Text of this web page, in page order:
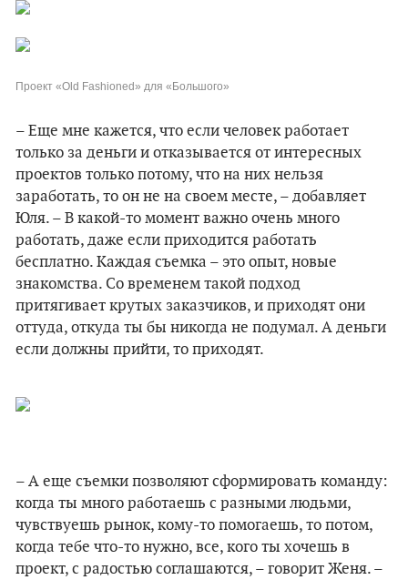
Проект «Old Fashioned» для «Большого»
– Еще мне кажется, что если человек работает
только за деньги и отказывается от интересных
проектов только потому, что на них нельзя
заработать, то он не на своем месте, – добавляет
Юля. – В какой-то момент важно очень много
работать, даже если приходится работать
бесплатно. Каждая съемка – это опыт, новые
знакомства. Со временем такой подход
притягивает крутых заказчиков, и приходят они
оттуда, откуда ты бы никогда не подумал. А деньги
если должны прийти, то приходят.
– А еще съемки позволяют сформировать команду:
когда ты много работаешь с разными людьми,
чувствуешь рынок, кому-то помогаешь, то потом,
когда тебе что-то нужно, все, кого ты хочешь в
проект, с радостью соглашаются, – говорит Женя. –